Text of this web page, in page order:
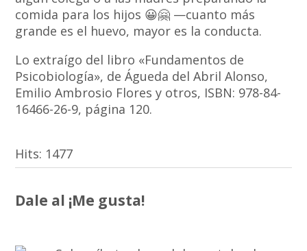
comida para los hijos 😀🤗 —cuanto más
grande es el huevo, mayor es la conducta.
Lo extraígo del libro «Fundamentos de
Psicobiología», de Águeda del Abril Alonso,
Emilio Ambrosio Flores y otros, ISBN: 978-84-
16466-26-9, página 120.
Hits: 1477
Dale al ¡Me gusta!